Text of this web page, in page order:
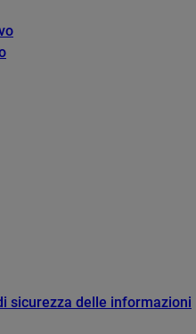
sicurezza delle informazioni